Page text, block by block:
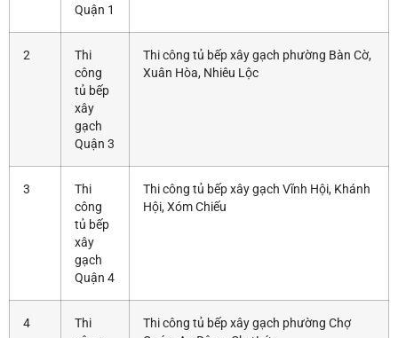
Quận 1
2
Thi
công
tủ bếp
xây
gạch
Quận 3
Thi công tủ bếp xây gạch phường Bàn Cờ,
Xuân Hòa, Nhiêu Lộc
3
Thi
công
tủ bếp
xây
gạch
Quận 4
Thi công tủ bếp xây gạch Vĩnh Hội, Khánh
Hội, Xóm Chiếu
4
Thi
Thi công tủ bếp xây gạch phường Chợ